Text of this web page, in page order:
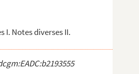
I. Notes diverses II.